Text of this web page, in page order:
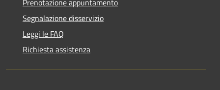
Segnalazione disservizio
Leggi le FAQ
Richiesta assistenza